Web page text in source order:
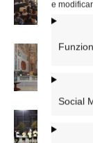
e
Social